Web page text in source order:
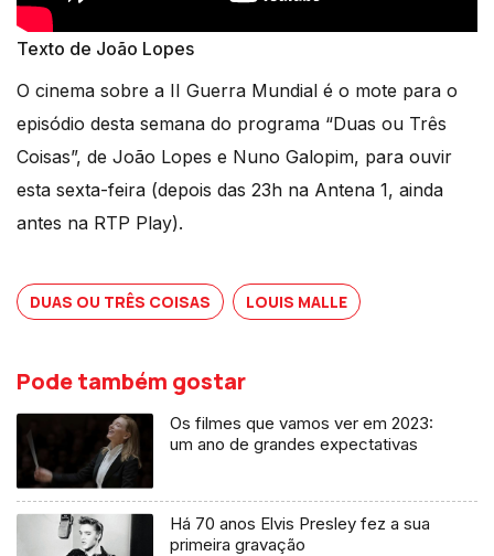
Texto de João Lopes
O cinema sobre a II Guerra Mundial é o mote para o
episódio desta semana do programa “Duas ou Três
Coisas”, de João Lopes e Nuno Galopim, para ouvir
esta sexta-feira (depois das 23h na Antena 1, ainda
antes na RTP Play).
DUAS OU TRÊS COISAS LOUIS MALLE
Pode também gostar
Os filmes que vamos ver em 2023:
um ano de grandes expectativas
Há 70 anos Elvis Presley fez a sua
primeira gravação